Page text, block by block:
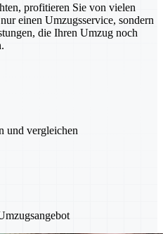
profitieren Sie von vielen
einen Umzugsservice, sondern
die Ihren Umzug noch
und vergleichen